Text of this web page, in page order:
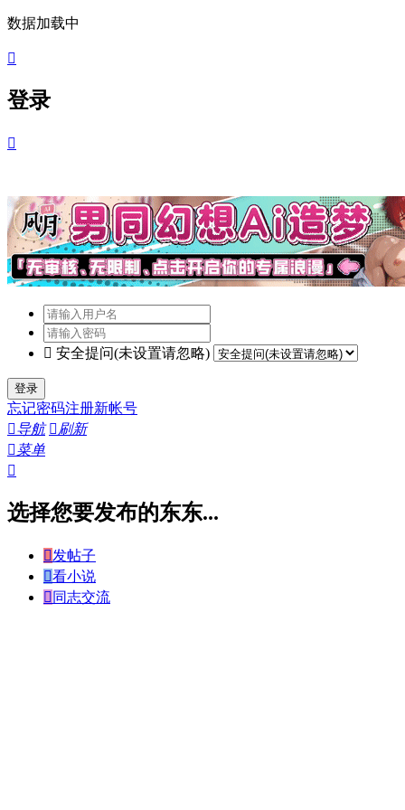
数据加载中

登录

 安全提问(未设置请忽略)
登录
忘记密码注册新帐号
导航 刷新
菜单

选择您要发布的东东...
发帖子
看小说
 同志交流